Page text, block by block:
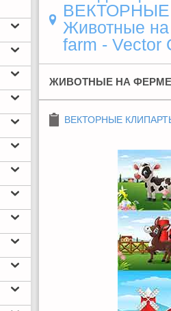
Животные
farm - Vector
ЖИВОТНЫЕ НА ФЕРМЕ -
ВЕКТОРНЫЕ